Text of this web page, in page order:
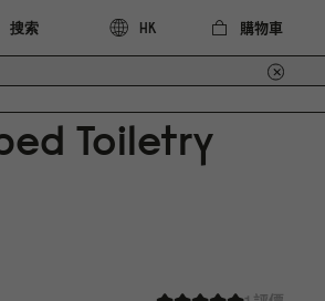
HK 購物車
Toiletry